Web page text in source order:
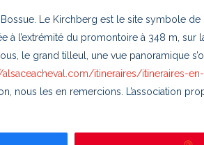
Le Kirchberg est le site symbole de
l’extrémité du promontoire à 348 m, sur
le grand tilleul, une vue panoramique
alsaceacheval.com/itineraires/itineraires-
nous les en remercions. L’association